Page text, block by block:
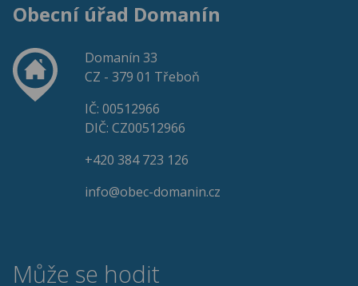
Obecní úřad Domanín
Domanín 33
CZ - 379 01 Třeboň
IČ: 00512966
DIČ: CZ00512966
+420 384 723 126
info@obec-domanin.cz
Může se hodit